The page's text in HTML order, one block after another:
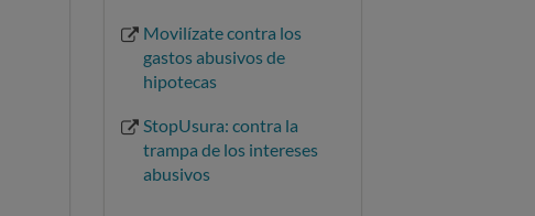
Movilízate contra los
gastos abusivos de
hipotecas
StopUsura: contra la
trampa de los intereses
abusivos